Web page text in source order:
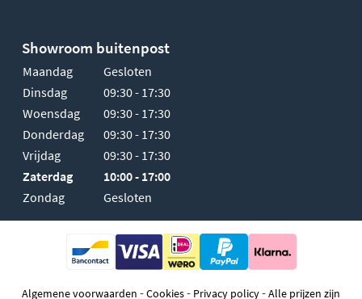
Showroom buitenpost
Maandag
Gesloten
Dinsdag
09:30 - 17:30
Woensdag
09:30 - 17:30
Donderdag
09:30 - 17:30
Vrijdag
09:30 - 17:30
Zaterdag
10:00 - 17:00
Zondag
Gesloten
Algemene voorwaarden -Cookies- Privacy policy-Alle prijzen zijn